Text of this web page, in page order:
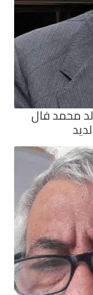
محمد فال